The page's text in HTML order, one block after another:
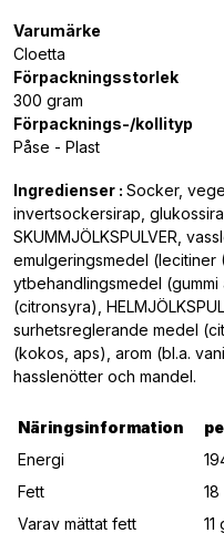
Varumärke
Cloetta
Förpackningsstorlek
300 gram
Förpacknings-/kollityp
Påse - Plast
Ingredienser : Socker,
invertsockersirap,
SKUMMJÖLKSPULVER,
emulgeringsmedel (lecitiner
ytbehandlingsmedel
(citronsyra),
surhetsreglerande medel
(kokos, aps), arom (bl.a.
hasslenötter och mandel.
Näringsinformation
Energi
Fett
18
Varav mättat fett
11